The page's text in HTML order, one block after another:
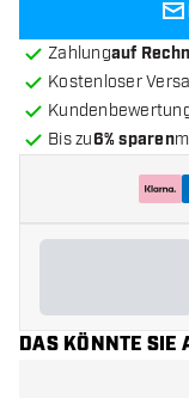
Zahlungauf
Kostenloser
Bis zu6% sparen
DAS KÖNNTE SIE